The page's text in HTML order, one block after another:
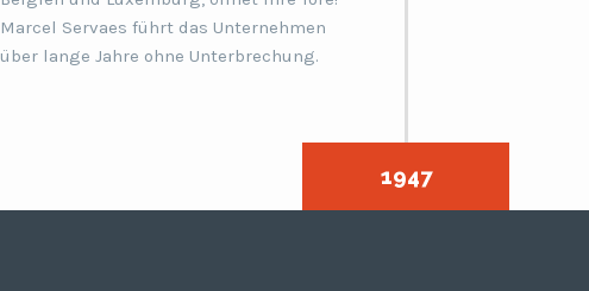
Marcel Servaes führt das Unternehmen
über lange Jahre ohne Unterbrechung.
1947